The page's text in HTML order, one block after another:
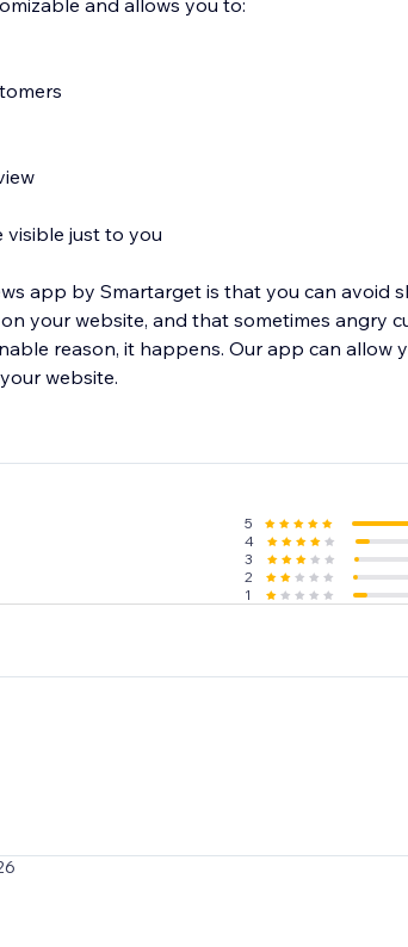
and allows you to:
visible just to you
app by Smartarget is that you can avoid
your website, and that sometimes angry
reason, it happens. Our app can allow
website.
5
4
3
2
1